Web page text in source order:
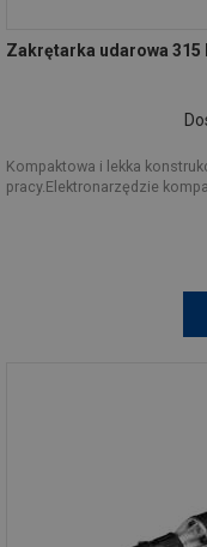
Zakrętarka udarowa 315
Kompaktowa i lekka
pracy.Elektronarzędzie